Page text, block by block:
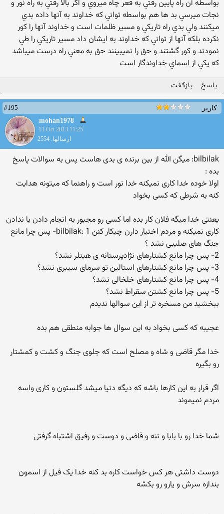
بواسطه آن راه پايين رفتي به قعر چاه ميروي و اگر بالا رفتي به راه نور و
نجات ميرسي بد ها هم بواسطه تواني كه خداوند به آنها داده بدي
ميكنند ولي بدي راه تاريكي و مسير ظلمات است و خداوند آنها را كور
نكرده بلكه آنها از تواني كه خداوند به ايشان داد مسير تاريكي را طي
نمودند و كور گشتند و حق را نميبينند حق به معني راه درست ميباشد
كه يكي از اسماي خداوندگار است
پاسخ بازگفت
کاربر
#195
mohan1978
13 Oct 2013 11:25
ارسالها: 2554
bilbilak: میگن الله از بین برنده ی بدی هاست پس به سوالات پاسخ
بده :
اولا خوده خدا کاری نمیکنه خدا نور است و راهنما که میتونه هدایت
کنه به شرطی که کسی بخواد
یعنتی خدا میگه فلان کار بده اما کسی رو مجبور به انجام دادن یا ندادن
کاری نمیکنه و مردم اختیار دارن چیکار کنن bilbilak: 1- پس چرا مانع
جنگ های صلیبی نشد ؟
2- پس چرا مانع کشتارهای نژادپرستانه ی هیتلر نشد؟
3- پس چرا مانع کشتارهای استالین تو سرمای سیبری نشد؟
4- پس چرا مانع کشتارهای خلخالی نشد؟
5- پس چرا مانع کشتن سقراط نشد؟
ببخشید من مسخره تر از این سوالها ندیدم
عجیبه که کسی بخواد به این سوال ها جوابه منطقی هم بده
خدا مگر قاضی و شاه و مصلح است که جلوی جنگ و کشت و کمشتار
رو بگیره
اگر قرار به این کارها باشه که دیگه دنیا میشد گلستون و کاری واسه
مردم نمیموند
شما خدا رو با بابا و ننه و قاضی و دوست و رفیق اشتباه گرفتی
دوست داشتی هر کس خواست کاره بد کنه خدا یک فیل از اسمون
بندازه سرش و یارو رو بکشه